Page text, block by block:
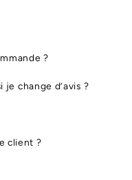
?
change d’avis ?
client ?